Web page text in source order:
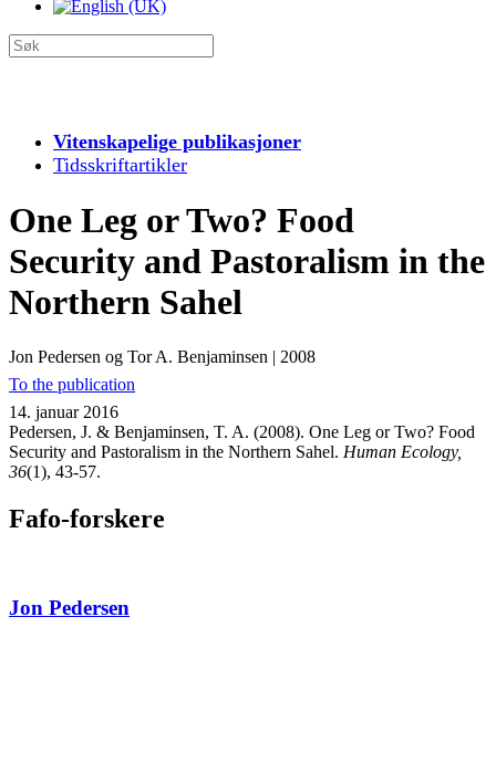
Vitenskapelige publikasjoner
Tidsskriftartikler
One Leg or Two? Food
Security and Pastoralism in the
Northern Sahel
Jon Pedersen og Tor A. Benjaminsen | 2008
To the publication
14. januar 2016
Pedersen, J. & Benjaminsen, T. A. (2008). One Leg or Two? Food
Security and Pastoralism in the Northern Sahel. Human Ecology,
36(1), 43-57.
Fafo-forskere
Jon Pedersen